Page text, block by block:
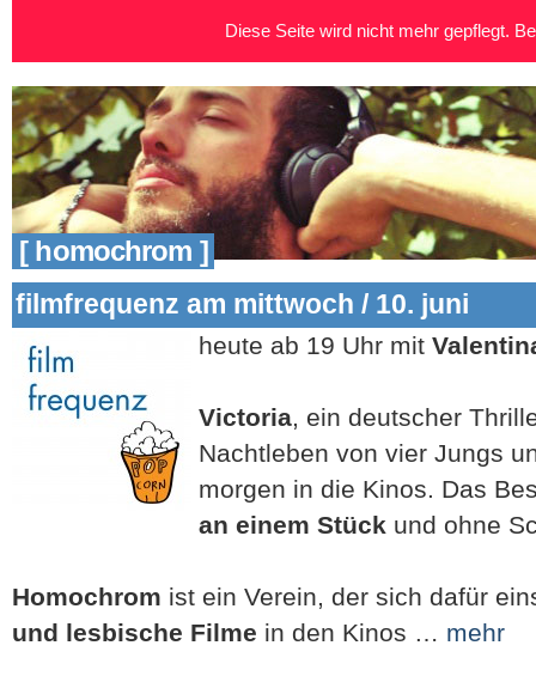
[ homochrom ]
filmfrequenz am mittwoch / 10. juni
heute ab 19 Uhr mit
Victoria, ein deutscher
Nachtleben von vier Jungs
morgen in die Kinos. Das
an einem Stück und ohne
Homochrom ist ein Verein, der sich dafür
und lesbische Filme in den Kinos … mehr
Diese Seite wird nicht mehr gepflegt.